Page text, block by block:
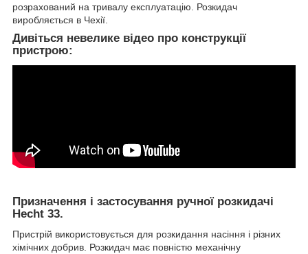
розрахований на тривалу експлуатацію. Розкидач
виробляється в Чехії.
Дивіться невелике відео про конструкції
пристрою:
Призначення і застосування ручної розкидачі
Hecht 33.
Пристрій використовується для розкидання насіння і різних
хімічних добрив. Розкидач має повністю механічну